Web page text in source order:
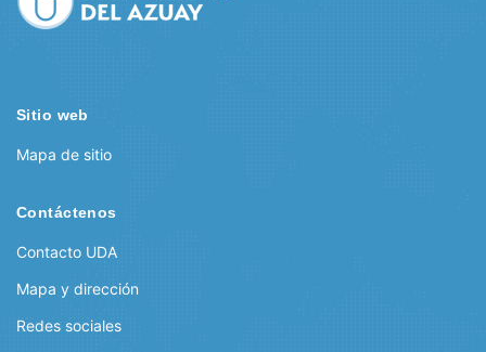
Sitio web
Mapa de sitio
Contáctenos
Contacto UDA
Mapa y dirección
Redes sociales